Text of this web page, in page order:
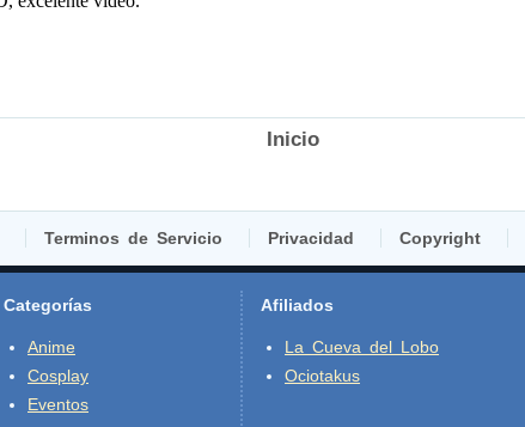
Inicio
Terminos de Servicio Privacidad Copyright
Categorías
Anime
Cosplay
Eventos
Afiliados
La Cueva del Lobo
Ociotakus